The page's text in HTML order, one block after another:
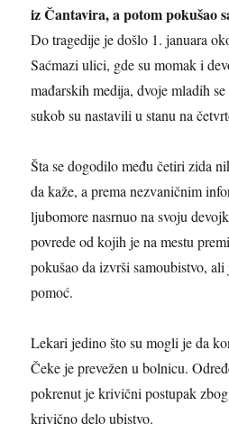
iz Čantavira, a potom pokušao
Do tragedije je došlo 1. januara
Saćmazi ulici, gde su momak i
mađarskih medija, dvoje mladih
sukob su nastavili u stanu na
Šta se dogodilo među četiri zida
da kaže, a prema nezvaničnim
ljubomore nasrnuo na svoju
povrede od kojih je na mestu
pokušao da izvrši samoubistvo,
pomoć.
Lekari jedino što su mogli je da
Čeke je prevežen u bolnicu.
pokrenut je krivični postupak
krivično delo ubistvo.